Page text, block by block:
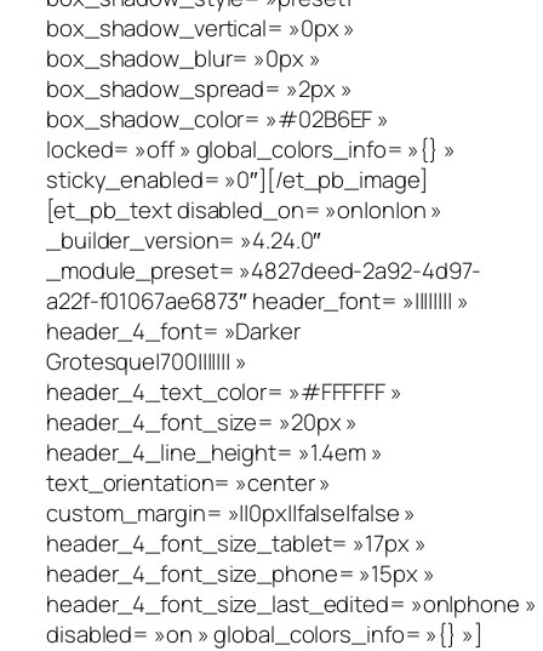
box_shadow_vertical= »0px »
box_shadow_blur= »0px »
box_shadow_spread= »2px »
box_shadow_color= »#02B6EF »
locked= »off » global_colors_info= »{} »
sticky_enabled= »0″][/et_pb_image]
[et_pb_text disabled_on= »on|on|on »
_builder_version= »4.24.0″
_module_preset= »4827deed-2a92-4d97-
a22f-f01067ae6873″ header_font= »|||||||| »
header_4_font= »Darker
Grotesque|700||||||| »
header_4_text_color= »#FFFFFF »
header_4_font_size= »20px »
header_4_line_height= »1.4em »
text_orientation= »center »
custom_margin= »||0px||false|false »
header_4_font_size_tablet= »17px »
header_4_font_size_phone= »15px »
header_4_font_size_last_edited= »on|phone »
disabled= »on » global_colors_info= »{} »]